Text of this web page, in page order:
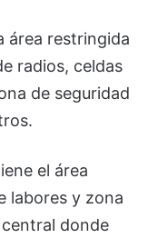
área restringida
radios, celdas
de seguridad
el área
labores y zona
donde